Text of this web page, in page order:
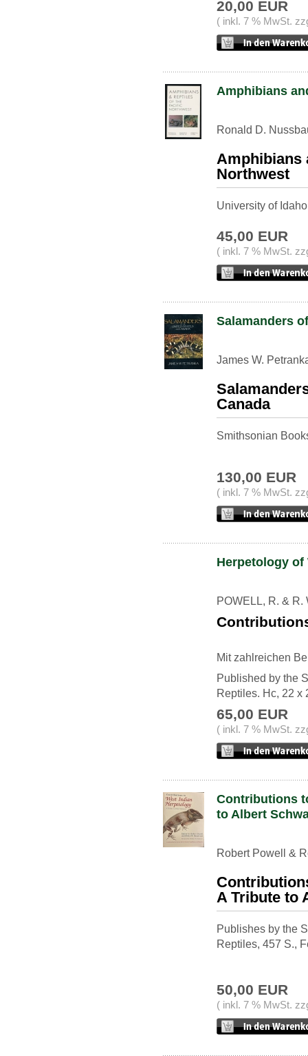
20,00 EUR
( inkl. 7 % MwSt.
Amphibians
Ronald D.
Amphibians
Northwest
University of
45,00 EUR
( inkl. 7 % MwSt.
Salamanders
James W.
Canada
Smithsonian
130,00 EUR
( inkl. 7 % MwSt.
Herpetology of
POWELL, R. & R.
Mit zahlreichen
Published by the
Reptiles. Hc, 22 x
65,00 EUR
( inkl. 7 % MwSt.
Contributions
to Albert
Robert Powell &
A Tribute to
Publishes by the
Reptiles, 457 S.,
50,00 EUR
( inkl. 7 % MwSt.